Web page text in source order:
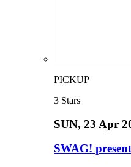
PICKUP
3 Stars
SUN, 23 Apr
SWAG!